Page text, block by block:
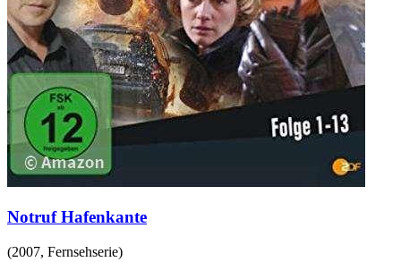
Notruf Hafenkante
(2007, Fernsehserie)